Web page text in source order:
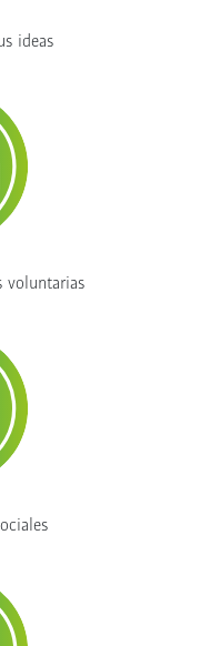
ideas
voluntarias